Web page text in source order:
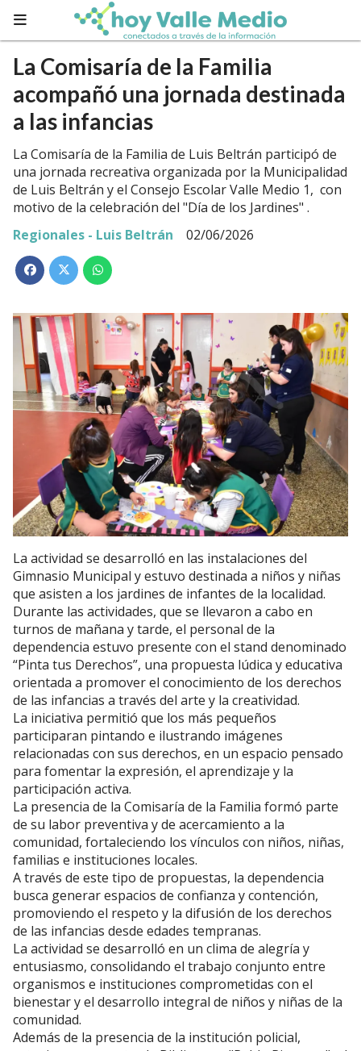
La Comisaría de la Familia
acompañó una jornada destinada
a las infancias
La Comisaría de la Familia de Luis Beltrán participó de
una jornada recreativa organizada por la Municipalidad
de Luis Beltrán y el Consejo Escolar Valle Medio 1, con
motivo de la celebración del "Día de los Jardines" .
Regionales - Luis Beltrán
02/06/2026
La actividad se desarrolló en las instalaciones del
Gimnasio Municipal y estuvo destinada a niños y niñas
que asisten a los jardines de infantes de la localidad.
Durante las actividades, que se llevaron a cabo en
turnos de mañana y tarde, el personal de la
dependencia estuvo presente con el stand denominado
“Pinta tus Derechos”, una propuesta lúdica y educativa
orientada a promover el conocimiento de los derechos
de las infancias a través del arte y la creatividad.
La iniciativa permitió que los más pequeños
participaran pintando e ilustrando imágenes
relacionadas con sus derechos, en un espacio pensado
para fomentar la expresión, el aprendizaje y la
participación activa.
La presencia de la Comisaría de la Familia formó parte
de su labor preventiva y de acercamiento a la
comunidad, fortaleciendo los vínculos con niños, niñas,
familias e instituciones locales.
A través de este tipo de propuestas, la dependencia
busca generar espacios de confianza y contención,
promoviendo el respeto y la difusión de los derechos
de las infancias desde edades tempranas.
La actividad se desarrolló en un clima de alegría y
entusiasmo, consolidando el trabajo conjunto entre
organismos e instituciones comprometidas con el
bienestar y el desarrollo integral de niños y niñas de la
comunidad.
Además de la presencia de la institución policial,